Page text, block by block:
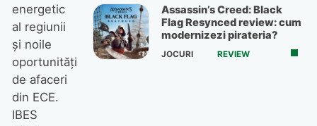
energetic
al regiunii
și noile
oportunități
de afaceri
din ECE.
IBES
Assassin’s Creed: Black
Flag Resynced review: cum
modernizezi pirateria?
JOCURI REVIEW